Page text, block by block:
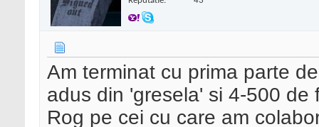
Am terminat cu prima parte
adus din 'gresela' si 4-500
Rog pe cei cu care am